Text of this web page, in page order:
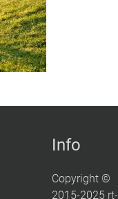
Info
Copyright ©
2015-2025 rt-